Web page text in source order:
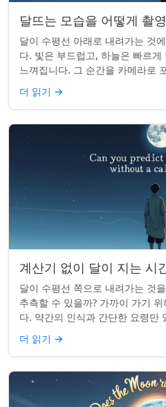
달뜨는 모습을 어떻게 촬
달이 수평선 아래로 내려가는 것
다. 빛은 부드럽고, 하늘은 빠르
느껴집니다. 그 순간을 카메라로
치가 있습니다. 간단한 팁:...
더 읽기 →
계산기 없이 달이 지는 시
달이 수평선 쪽으로 내려가는 것
추측할 수 있을까? 가까이 가기
다. 약간의 인식과 간단한 요령만
늘의 달 뜨는 시간을 알고...
더 읽기 →